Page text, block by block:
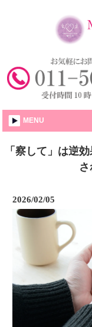
MENU
「察して」は逆
2026/02/05